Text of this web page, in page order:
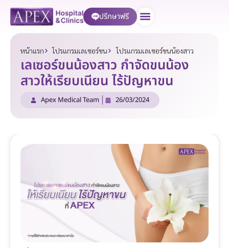
ปรึกษาฟรี
หน้าแรก โปรแกรมเลเซอร์ขน โปรแกรมเลเซอร์ขนน้องสาว
เลเซอร์ขนน้องสาว กำจัดขนน้อง
สาวให้เรียบเนียน ไร้ปัญหาขน
Apex Medical Team 26/03/2024